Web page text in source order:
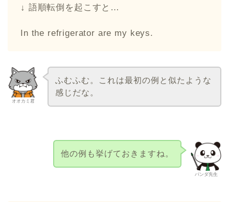
↓ 語順転倒を起こすと…
In the refrigerator are my keys.
オオカミ君
ふむふむ。これは最初の例と似たような
感じだな。
パンダ先生
他の例も挙げておきますね。